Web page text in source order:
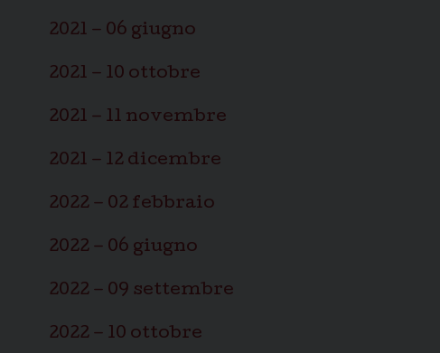
2021 – 06 giugno
2021 – 10 ottobre
2021 – 11 novembre
2021 – 12 dicembre
2022 – 02 febbraio
2022 – 06 giugno
2022 – 09 settembre
2022 – 10 ottobre